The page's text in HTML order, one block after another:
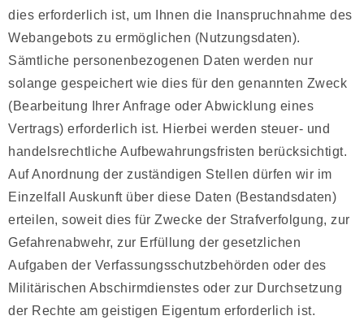
dies erforderlich ist, um Ihnen die Inanspruchnahme des
Webangebots zu ermöglichen (Nutzungsdaten).
Sämtliche personenbezogenen Daten werden nur
solange gespeichert wie dies für den genannten Zweck
(Bearbeitung Ihrer Anfrage oder Abwicklung eines
Vertrags) erforderlich ist. Hierbei werden steuer- und
handelsrechtliche Aufbewahrungsfristen berücksichtigt.
Auf Anordnung der zuständigen Stellen dürfen wir im
Einzelfall Auskunft über diese Daten (Bestandsdaten)
erteilen, soweit dies für Zwecke der Strafverfolgung, zur
Gefahrenabwehr, zur Erfüllung der gesetzlichen
Aufgaben der Verfassungsschutzbehörden oder des
Militärischen Abschirmdienstes oder zur Durchsetzung
der Rechte am geistigen Eigentum erforderlich ist.